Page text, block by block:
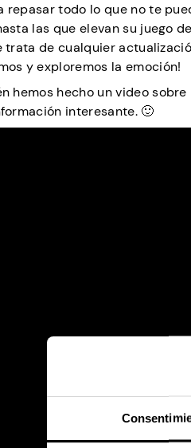
repasar todo lo que no te
las que elevan su juego
trata de cualquier
y exploremos la emoción!
hemos hecho un video
interesante. 🙂